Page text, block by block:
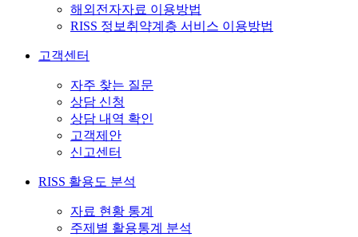
해외전자자료 이용방법
RISS 정보취약계층 서비스 이용방법
고객센터
자주 찾는 질문
상담 신청
상담 내역 확인
고객제안
신고센터
RISS 활용도 분석
자료 현황 통계
주제별 활용통계 분석